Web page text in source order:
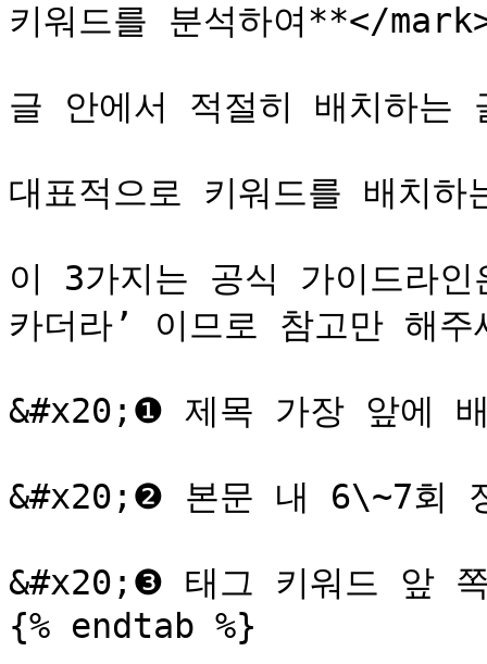
키워드를 분석하여**</
글 안에서 적절히 배치하는
대표적으로 키워드를 배치
이 3가지는 공식 가이드라
카더라’ 이므로 참고만 해
&#x20;❶ 제목 가장 앞에
&#x20;❷ 본문 내 6\~7회
&#x20;❸ 태그 키워드 앞
{% endtab %}